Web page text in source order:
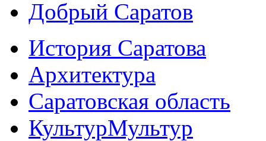
Добрый Саратов
История Саратова
Архитектура
Саратовская область
КультурМультур